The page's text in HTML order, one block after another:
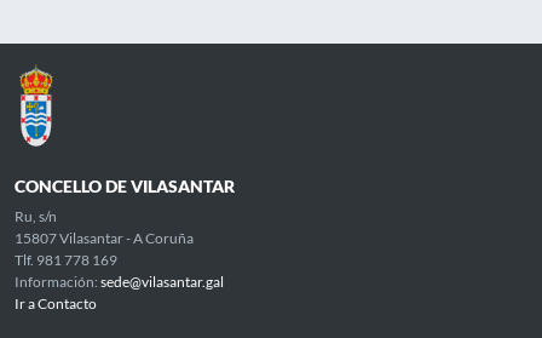
CONCELLO DE VILASANTAR
Ru, s/n
15807 Vilasantar - A Coruña
Tlf. 981 778 169
Información: sede@vilasantar.gal
Ir a Contacto